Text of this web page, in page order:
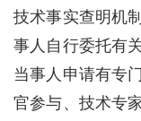
技术事实查明机
事人自行委托有
当事人申请有专
官参与、技术专